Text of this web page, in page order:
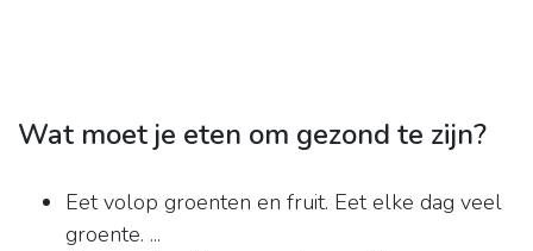
Wat moet je eten om gezond te zijn?
Eet volop groenten en fruit. Eet elke dag veel
groente. ...